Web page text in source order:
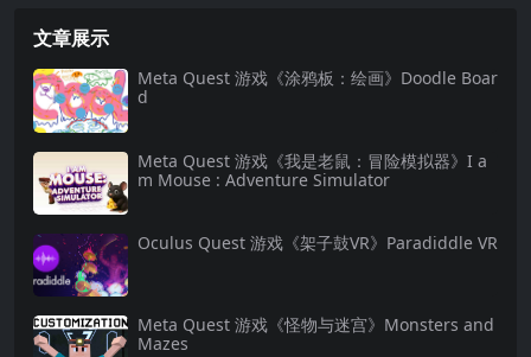
文章展示
Meta Quest 游戏《涂鸦板：绘画》Doodle Boar
d
Meta Quest 游戏《我是老鼠：冒险模拟器》I a
m Mouse : Adventure Simulator
Oculus Quest 游戏《架子鼓VR》Paradiddle VR
Meta Quest 游戏《怪物与迷宫》Monsters and
Mazes